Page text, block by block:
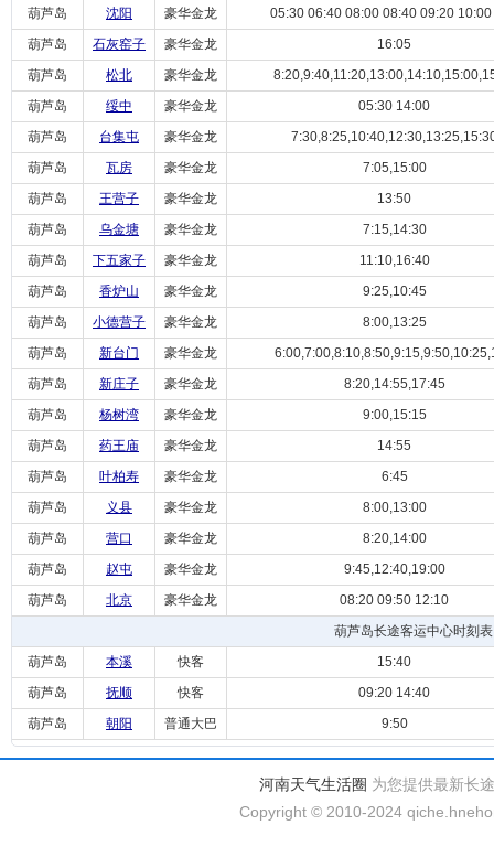
葫芦岛
沈阳 豪华金龙
05:30 06:40 08:00 08:40 09:20 10:00
葫芦岛
石灰窑子 豪华金龙
16:05
葫芦岛
松北 豪华金龙
葫芦岛
绥中 豪华金龙
05:30 14:00
葫芦岛
台集屯 豪华金龙
葫芦岛
瓦房 豪华金龙
7:05,15:00
葫芦岛
王营子 豪华金龙
13:50
葫芦岛
乌金塘 豪华金龙
7:15,14:30
葫芦岛
下五家子 豪华金龙
11:10,16:40
葫芦岛
香炉山 豪华金龙
9:25,10:45
葫芦岛
小德营子 豪华金龙
8:00,13:25
葫芦岛
新台门 豪华金龙
葫芦岛
新庄子 豪华金龙
8:20,14:55,17:45
葫芦岛
杨树湾 豪华金龙
9:00,15:15
葫芦岛
药王庙 豪华金龙
14:55
葫芦岛
叶柏寿 豪华金龙
6:45
葫芦岛
义县 豪华金龙
8:00,13:00
葫芦岛
营口 豪华金龙
8:20,14:00
葫芦岛
赵屯 豪华金龙
9:45,12:40,19:00
葫芦岛
北京 豪华金龙
08:20 09:50 12:10
葫芦岛长途客运中心时刻表
葫芦岛
本溪 快客
15:40
葫芦岛
抚顺 快客
09:20 14:40
葫芦岛
朝阳 普通大巴 9:50
河南天气生活圈 为您提供最新长
Copyright © 2010-2024